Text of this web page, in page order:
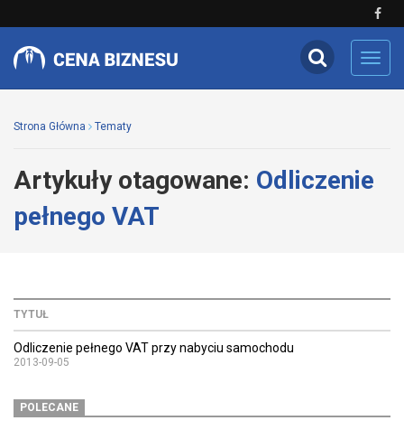
Strona Główna Tematy
Artykuły otagowane: Odliczenie
pełnego VAT
TYTUŁ
Odliczenie pełnego VAT przy nabyciu samochodu
2013-09-05
POLECANE